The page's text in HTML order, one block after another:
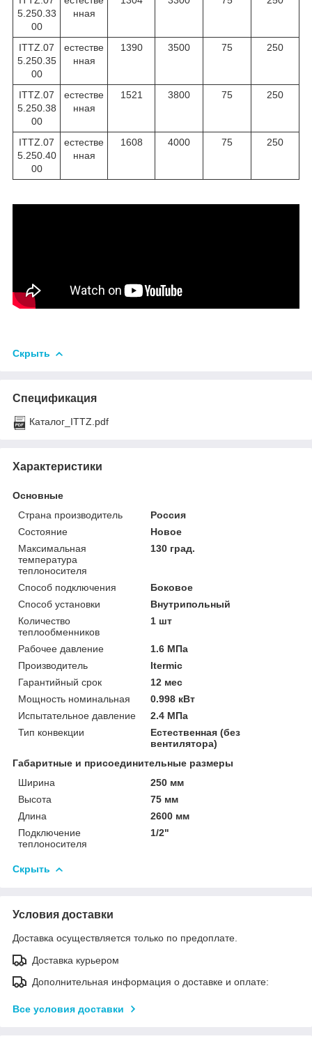
5.250.33
00
нная
ITTZ.07
5.250.35
00
естестве
нная
1390 3500 75 250
ITTZ.07
5.250.38
00
естестве
нная
1521 3800 75 250
ITTZ.07
5.250.40
00
естестве
нная
1608 4000 75 250
Скрыть
Спецификация
Каталог_ITTZ.pdf
Характеристики
Основные
Страна производитель
Россия
Состояние
Новое
Максимальная
температура
теплоносителя
130 град.
Способ подключения
Боковое
Способ установки
Внутрипольный
Количество
теплообменников
1 шт
Рабочее давление
1.6 МПа
Производитель
Itermic
Гарантийный срок
12 мес
Мощность номинальная
0.998 кВт
Испытательное давление
2.4 МПа
Тип конвекции
Естественная (без
вентилятора)
Габаритные и присоединительные размеры
Ширина
250 мм
Высота
75 мм
Длина
2600 мм
Подключение
теплоносителя
1/2"
Скрыть
Условия доставки
Доставка осуществляется только по предоплате.
Доставка курьером
Дополнительная информация о доставке и оплате:
Все условия доставки